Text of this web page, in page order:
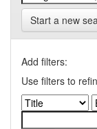
Start a new
Add filters:
Use filters to